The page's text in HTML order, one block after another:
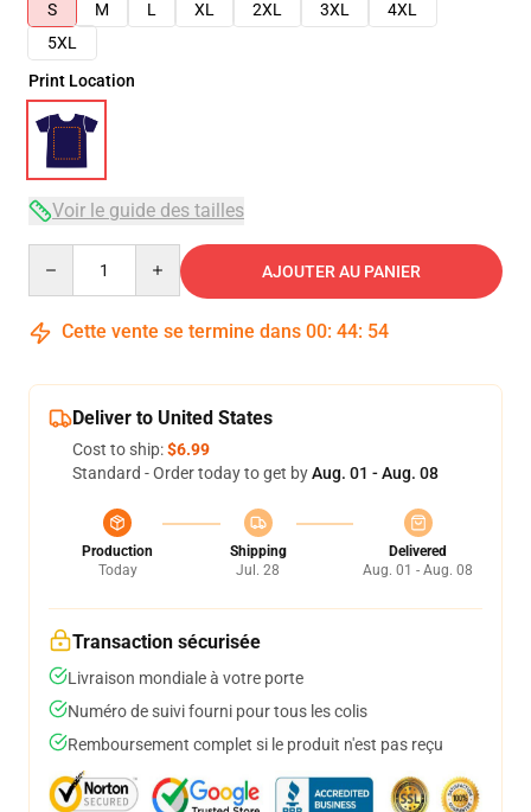
S
M L XL 2XL 3XL
4XL
5XL
Print Location
Voir le guide des tailles
AJOUTER AU PANIER
Cette vente se termine dans 00: 44: 53
Deliver to United States
Cost to ship:$6.99
Standard - Order today to get byAug. 01 - Aug. 08
Production
Today
Shipping
Jul. 28
Delivered
Aug. 01 - Aug. 08
Transaction sécurisée
Livraison mondiale à votre porte
Numéro de suivi fourni pour tous les colis
Remboursement complet si le produit n'est pas reçu